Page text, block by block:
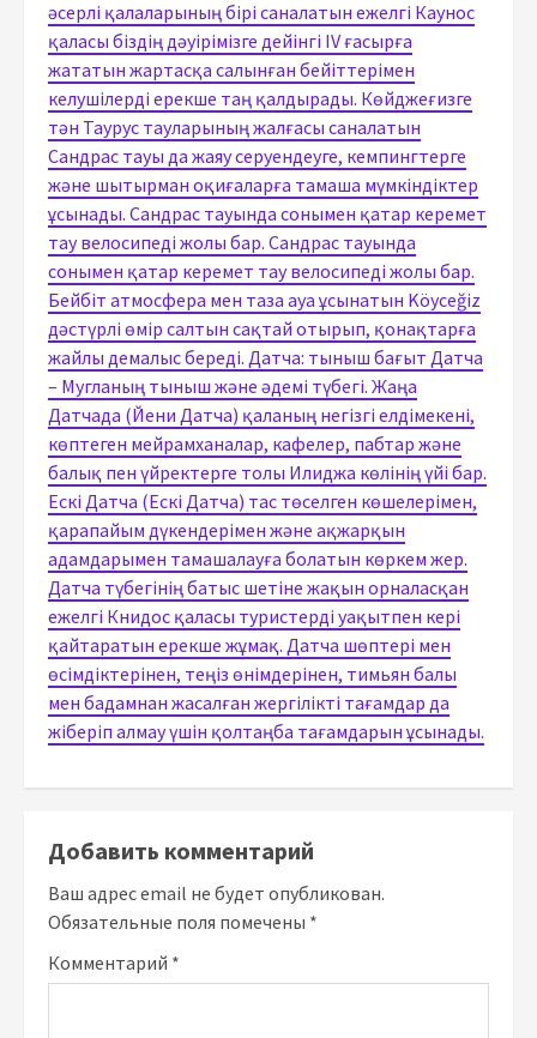
әсерлі қалаларының бірі саналатын ежелгі Каунос
қаласы біздің дәуірімізге дейінгі IV ғасырға
жататын жартасқа салынған бейіттерімен
келушілерді ерекше таң қалдырады. Көйджеғизге
тән Таурус тауларының жалғасы саналатын
Сандрас тауы да жаяу серуендеуге, кемпингтерге
және шытырман оқиғаларға тамаша мүмкіндіктер
ұсынады. Сандрас тауында сонымен қатар керемет
тау велосипеді жолы бар. Сандрас тауында
сонымен қатар керемет тау велосипеді жолы бар.
Бейбіт атмосфера мен таза ауа ұсынатын Köyceğiz
дәстүрлі өмір салтын сақтай отырып, қонақтарға
жайлы демалыс береді. Датча: тыныш бағыт Датча
– Мугланың тыныш және әдемі түбегі. Жаңа
Датчада (Йени Датча) қаланың негізгі елдімекені,
көптеген мейрамханалар, кафелер, пабтар және
балық пен үйректерге толы Илиджа көлінің үйі бар.
Ескі Датча (Ескі Датча) тас төселген көшелерімен,
қарапайым дүкендерімен және ақжарқын
адамдарымен тамашалауға болатын көркем жер.
Датча түбегінің батыс шетіне жақын орналасқан
ежелгі Книдос қаласы туристерді уақытпен кері
қайтаратын ерекше жұмақ. Датча шөптері мен
өсімдіктерінен, теңіз өнімдерінен, тимьян балы
мен бадамнан жасалған жергілікті тағамдар да
жіберіп алмау үшін қолтаңба тағамдарын ұсынады.
Добавить комментарий
Ваш адрес email не будет опубликован.
Обязательные поля помечены *
Комментарий *